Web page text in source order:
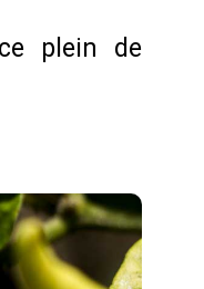
plein de